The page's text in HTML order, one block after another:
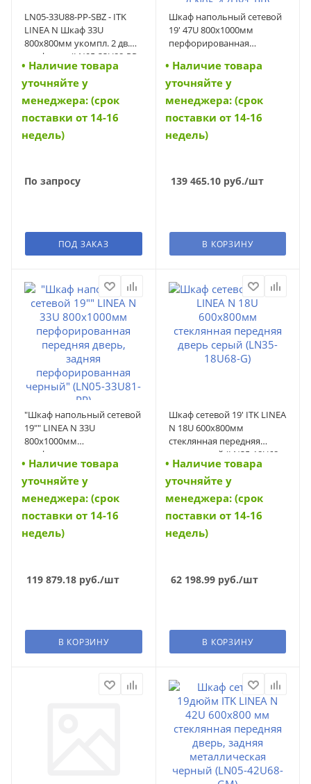
LN05-33U88-PP-SBZ - ITK
LINEA N Шкаф 33U
800х800мм укомпл. 2 дв.
перф. чер. (LN05-33U88-PP-
SBZ)
• Наличие товара
уточняйте у
менеджера: (срок
поставки от 14-16
недель)
По запросу
ПОД ЗАКАЗ
Шкаф напольный сетевой
19' 47U 800х1000мм
перфорированная
перфорированная черный
ITK LINEA N (LN05-47U81-
PP) (LN05-47U81-PP)
• Наличие товара
уточняйте у
менеджера: (срок
поставки от 14-16
недель)
139 465.10руб./шт
В КОРЗИНУ
"Шкаф напольный сетевой
19"" LINEA N 33U
800х1000мм
перфорированная
передняя дверь, задняя
перфорированная
черный" (LN05-33U81-PP)
(LN05-33U81-PP)
• Наличие товара
уточняйте у
менеджера: (срок
поставки от 14-16
недель)
119 879.18 руб./шт
В КОРЗИНУ
Шкаф сетевой 19' ITK LINEA
N 18U 600х800мм
стеклянная передняя
дверь серый (LN35-18U68-
G) (LN35-18U68-G)
• Наличие товара
уточняйте у
менеджера: (срок
поставки от 14-16
недель)
62 198.99руб./шт
В КОРЗИНУ